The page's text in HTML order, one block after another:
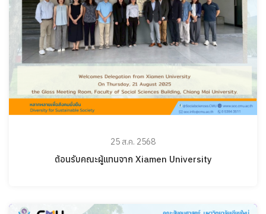
25 ส.ค. 2568
ต้อนรับคณะผู้แทนจาก Xiamen University